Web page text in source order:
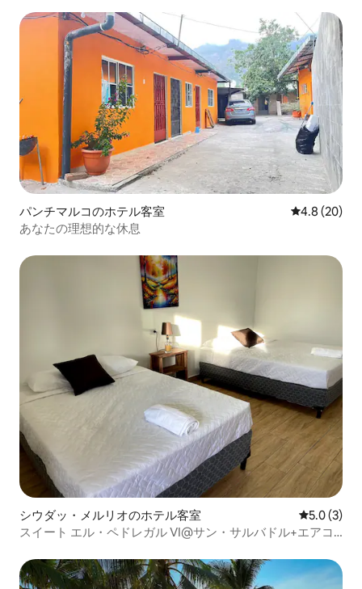
パンチマルコのホテル客室 レビュー20
4.8 (20)
あなたの理想的な休息
シウダッ・メルリオのホテル客室 レビュー3
5.0 (3)
スイート エル・ペドレガル VI@サン・サルバドル+エアコ